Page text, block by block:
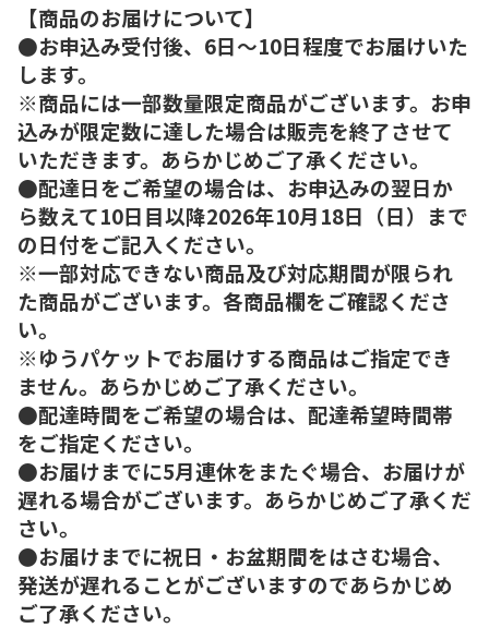
【商品のお届けについて】
●お申込み受付後、6日～10日程度でお届けいた
します。
※商品には一部数量限定商品がございます。お申
込みが限定数に達した場合は販売を終了させて
いただきます。あらかじめご了承ください。
●配達日をご希望の場合は、お申込みの翌日か
ら数えて10日目以降2026年10月18日（日）まで
の日付をご記入ください。
※一部対応できない商品及び対応期間が限られ
た商品がございます。各商品欄をご確認くださ
い。
※ゆうパケットでお届けする商品はご指定でき
ません。あらかじめご了承ください。
●配達時間をご希望の場合は、配達希望時間帯
をご指定ください。
●お届けまでに5月連休をまたぐ場合、お届けが
遅れる場合がございます。あらかじめご了承くだ
さい。
●お届けまでに祝日・お盆期間をはさむ場合、
発送が遅れることがございますのであらかじめ
ご了承ください。